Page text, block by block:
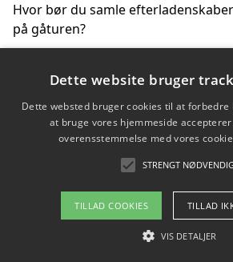
Hvor bør du samle
på gåturen?
Sådan rydder du effektivt op efter
Copyright 2026 - Pilanto
Om / kontakt
Blog
Dette website bruger
Dette websted bruger cookies til at forbedre
at bruge vores hjemmeside
overensstemmelse med vores
STRENGT
TILLAD COOKIES TILLAD
VIS DETALJER